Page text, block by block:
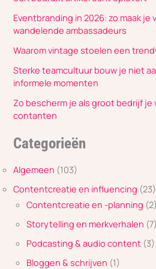
Eventbranding in 2026: zo maak je
wandelende ambassadeurs
Waarom vintage stoelen een
Sterke teamcultuur bouw je niet
informele momenten
Zo bescherm je als groot bedrijf je
contanten
Categorieën
Algemeen (103)
Contentcreatie en influencing (23)
Contentcreatie en -planning (2)
Storytelling en merkverhalen (7)
Podcasting & audio content (3)
Bloggen & schrijven (1)